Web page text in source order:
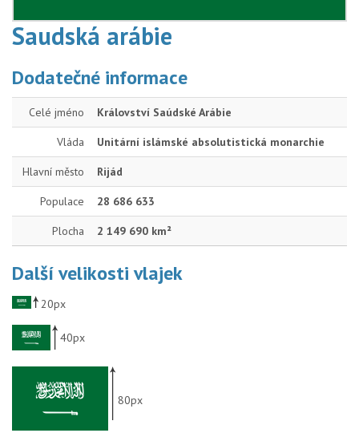
Saudská arábie
Dodatečné informace
Celé jméno Království Saúdské Arábie
Vláda Unitární islámské absolutistická monarchie
Hlavní město Rijád
Populace 28 686 633
Plocha 2 149 690 km²
Další velikosti vlajek
20px
40px
80px